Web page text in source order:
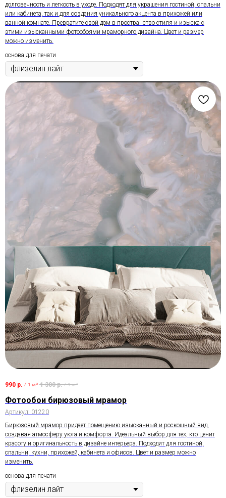
долговечность и легкость в уходе. Подходят для украшения гостиной, спальни
или кабинета, так и для создания уникального акцента в прихожей или
ванной комнате. Превратите свой дом в пространство стиля и изыска с
этими изысканными фотообоями мраморного дизайна. Цвет и размер
можно изменить.
основа для печати
990 р. / 1 м² 1 300 р. / 1 м²
Фотообои бирюзовый мрамор
Артикул: 01220
Бирюзовый мрамор придает помещению изысканный и роскошный вид,
создавая атмосферу уюта и комфорта. Идеальный выбор для тех, кто ценит
красоту и оригинальность в дизайне интерьера. Подходит для гостиной,
спальни, кухни, прихожей, кабинета и офисов. Цвет и размер можно
изменить.
основа для печати